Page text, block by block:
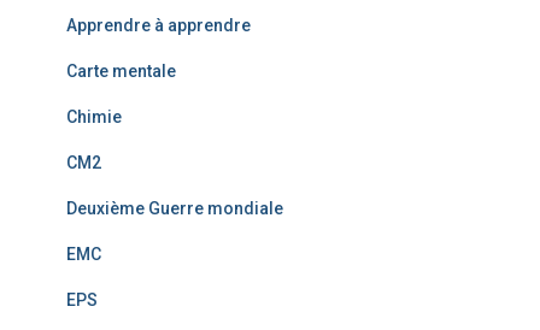
Apprendre à apprendre
Carte mentale
Chimie
CM2
Deuxième Guerre mondiale
EMC
EPS